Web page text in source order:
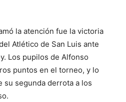
la atención fue la victoria
Atlético de San Luis ante
Los pupilos de Alfonso
puntos en el torneo, y lo
su segunda derrota a los